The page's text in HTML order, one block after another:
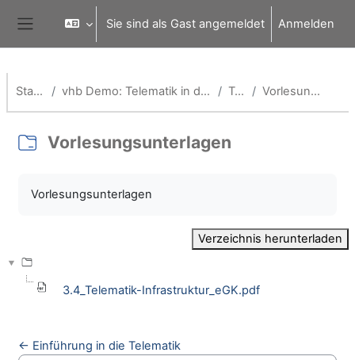
Website-Übersicht
Sie sind als Gast angemeldet Anmelden
Startseite vhb Demo: Telematik in der Gesundheitswirtschaft Topic 3 Vorlesungsunterlagen
Vorlesungsunterlagen
Vorlesungsunterlagen
Verzeichnis herunterladen
3.4_Telematik-Infrastruktur_eGK.pdf
← Einführung in die Telematik